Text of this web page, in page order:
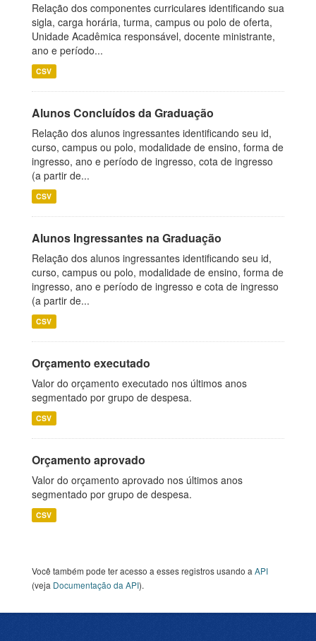
Relação dos componentes curriculares identificando sua
sigla, carga horária, turma, campus ou polo de oferta,
Unidade Acadêmica responsável, docente ministrante,
ano e período...
CSV
Alunos Concluídos da Graduação
Relação dos alunos ingressantes identificando seu id,
curso, campus ou polo, modalidade de ensino, forma de
ingresso, ano e período de ingresso, cota de ingresso
(a partir de...
CSV
Alunos Ingressantes na Graduação
Relação dos alunos ingressantes identificando seu id,
curso, campus ou polo, modalidade de ensino, forma de
ingresso, ano e período de ingresso e cota de ingresso
(a partir de...
CSV
Orçamento executado
Valor do orçamento executado nos últimos anos
segmentado por grupo de despesa.
CSV
Orçamento aprovado
Valor do orçamento aprovado nos últimos anos
segmentado por grupo de despesa.
CSV
Você também pode ter acesso a esses registros usando a API
(veja Documentação da API).